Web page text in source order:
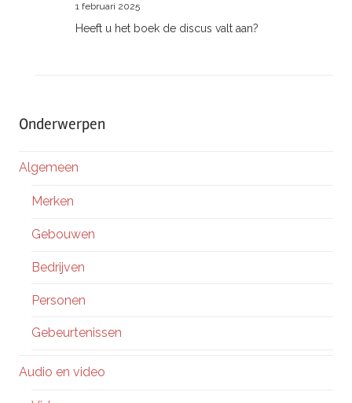
1 februari 2025
Heeft u het boek de discus valt aan?
Onderwerpen
Algemeen
Merken
Gebouwen
Bedrijven
Personen
Gebeurtenissen
Audio en video